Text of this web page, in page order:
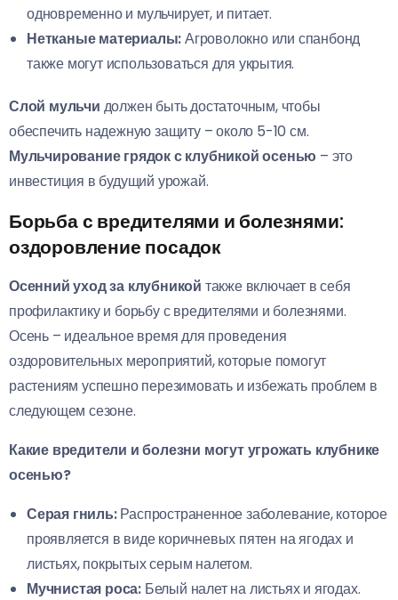
одновременно и мульчирует, и питает.
Нетканые материалы:Агроволокно или спанбонд
также могут использоваться для укрытия.
Слой мульчи должен быть достаточным, чтобы
обеспечить надежную защиту – около 5-10 см.
Мульчирование грядок с клубникой осенью – это
инвестиция в будущий урожай.
Борьба с вредителями и болезнями:
оздоровление посадок
Осенний уход за клубникой также включает в себя
профилактику и борьбу с вредителями и болезнями.
Осень – идеальное время для проведения
оздоровительных мероприятий, которые помогут
растениям успешно перезимовать и избежать проблем в
следующем сезоне.
Какие вредители и болезни могут угрожать клубнике
осенью?
Серая гниль:Распространенное заболевание, которое
проявляется в виде коричневых пятен на ягодах и
листьях, покрытых серым налетом.
Мучнистая роса: Белый налет на листьях и ягодах.